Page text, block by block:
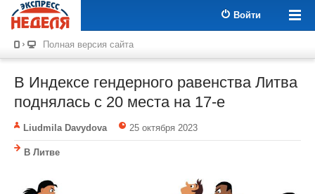
Войти
Полная версия сайта
В Индексе гендерного равенства Литва
поднялась с 20 места на 17-е
Liudmila Davydova 25 октября 2023
В Литве